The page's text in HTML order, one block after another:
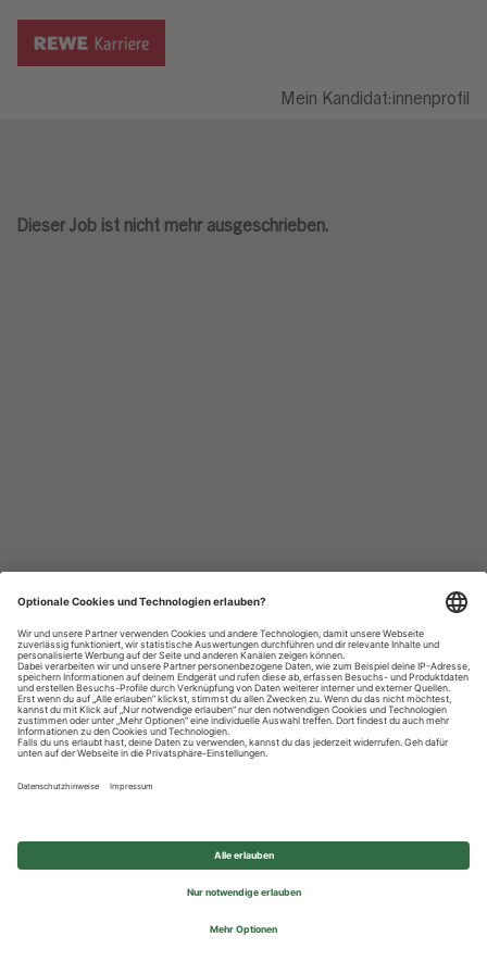
Mein Kandidat:innenprofil
Dieser Job ist nicht mehr ausgeschrieben.
Datenschutzhinweise
Impressum
Privatsphäre-Einstellungen
© 2026 REWE Group - All rights reserved